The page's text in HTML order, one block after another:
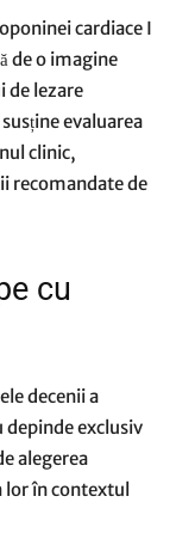
cardiace I
de o imagine
de lezare
evaluarea
clinic,
recomandate de
cu
decenii a
depinde exclusiv
alegerea
în contextul